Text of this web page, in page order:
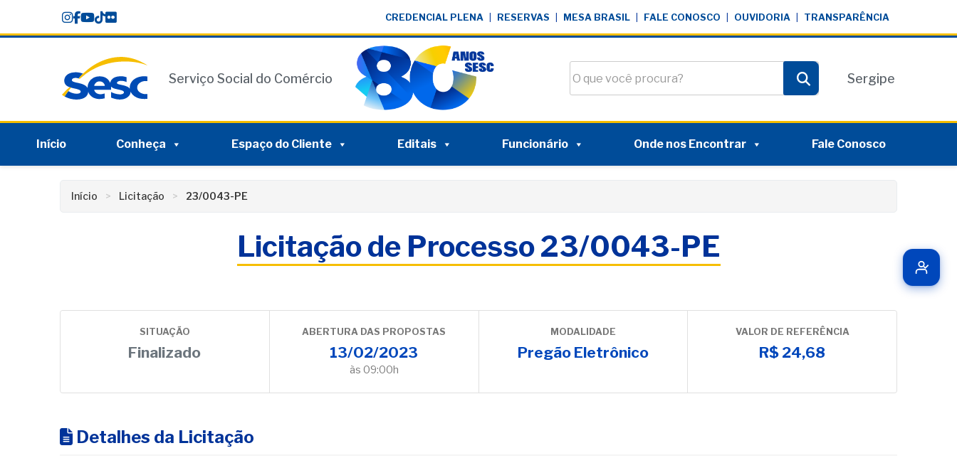
content
CREDENCIAL PLENA RESERVAS MESA BRASIL FALE CONOSCO OUVIDORIA TRANSPARÊNCIA
Serviço Social do Comércio
Pesquisar
Sergipe
Início Conheça Espaço do Cliente Editais Funcionário Onde nos Encontrar Fale Conosco
Início Licitação 23/0043-PE
Licitação de Processo 23/0043-PE
SITUAÇÃO
Finalizado
ABERTURA DAS PROPOSTAS
13/02/2023
às 09:00h
MODALIDADE
Pregão Eletrônico
VALOR DE REFERÊNCIA
R$ 24,68
Detalhes da Licitação